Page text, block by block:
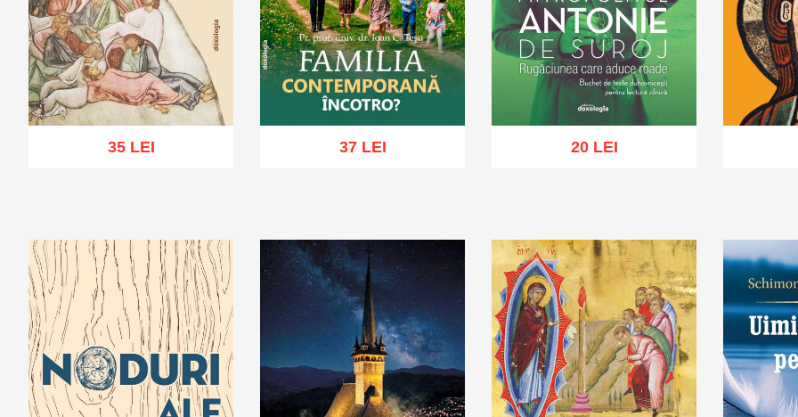
Adaugă în coș Wishlist
35 LEI
Adaugă în coș Wishlist
37 LEI
Adaugă în coș Wishlist
20 LEI